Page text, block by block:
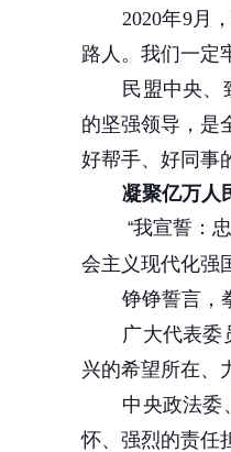
2020年9月
路人。我们一定
民盟中央、
的坚强领导，是
好帮手、好同事
凝聚亿万人
“我宣誓：
会主义现代化强
铮铮誓言，
广大代表委
兴的希望所在、
中央政法委
怀、强烈的责任